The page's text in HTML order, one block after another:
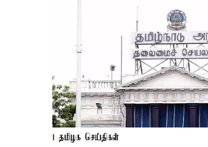
தமிழக செய்திகள்